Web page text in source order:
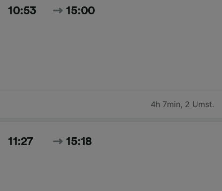
10:53 15:00
4h 7min, 2 Umst.
11:27 15:18